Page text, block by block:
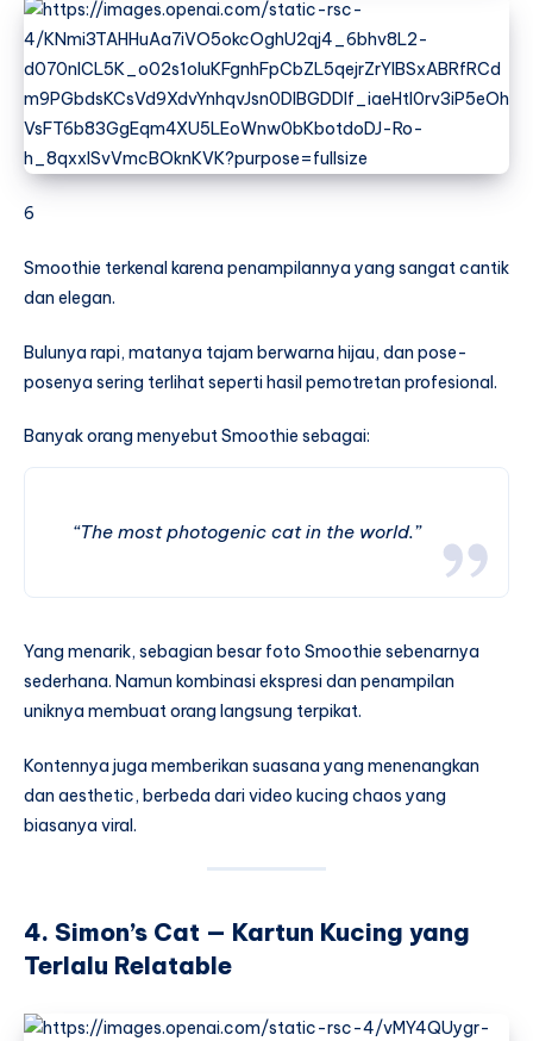
6
Smoothie terkenal karena penampilannya yang sangat cantik
dan elegan.
Bulunya rapi, matanya tajam berwarna hijau, dan pose-
posenya sering terlihat seperti hasil pemotretan profesional.
Banyak orang menyebut Smoothie sebagai:
“The most photogenic cat in the world.”
Yang menarik, sebagian besar foto Smoothie sebenarnya
sederhana. Namun kombinasi ekspresi dan penampilan
uniknya membuat orang langsung terpikat.
Kontennya juga memberikan suasana yang menenangkan
dan aesthetic, berbeda dari video kucing chaos yang
biasanya viral.
4. Simon’s Cat — Kartun Kucing yang
Terlalu Relatable